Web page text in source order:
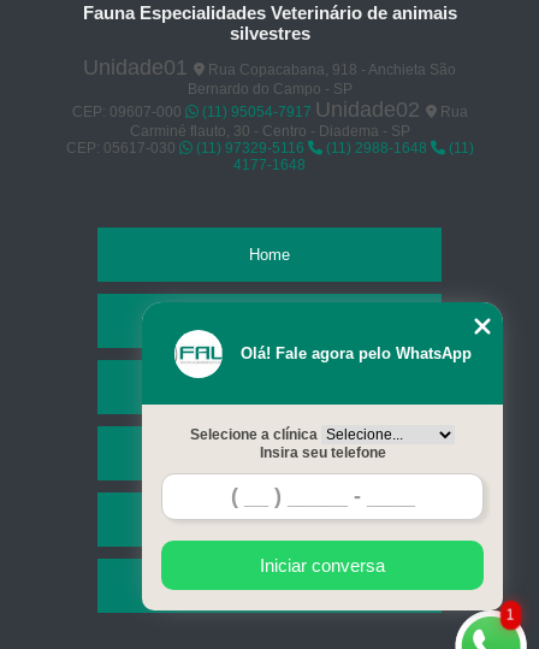
Fauna Especialidades Veterinário de animais
silvestres
Unidade01
Rua Copacabana, 918 - Anchieta São
Bernardo do Campo - SP
CEP: 09607-000
(11) 95054-7917 Unidade02
Rua
Carminé flauto, 30 - Centro - Diadema - SP
CEP: 05617-030
(11) 97329-5116 (11) 2988-1648
(11)
4177-1648
Home
Serviços
Contato
Mapa do site
1
Olá! Fale agora pelo WhatsApp
Selecione a clínica
Insira seu telefone
Iniciar conversa